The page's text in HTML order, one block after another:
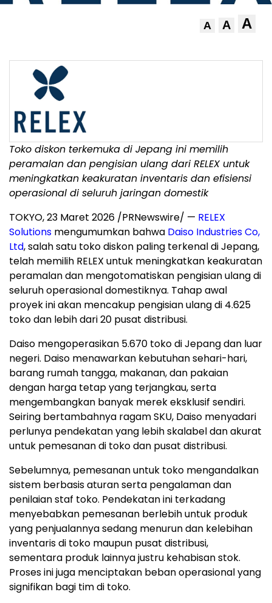
A A A
Toko diskon terkemuka di Jepang ini memilih
peramalan dan pengisian ulang dari RELEX untuk
meningkatkan keakuratan inventaris dan efisiensi
operasional di seluruh jaringan domestik
TOKYO,23 Maret 2026 /PRNewswire/ — RELEX
Solutions mengumumkan bahwa Daiso Industries Co,
Ltd,salah satu toko diskon paling terkenal di Jepang,
telah memilih RELEX untuk meningkatkan keakuratan
peramalan dan mengotomatiskan pengisian ulang di
seluruh operasional domestiknya. Tahap awal
proyek ini akan mencakup pengisian ulang di 4.625
toko dan lebih dari 20 pusat distribusi.
Daiso mengoperasikan 5.670 toko di Jepang dan luar
negeri. Daiso menawarkan kebutuhan sehari-hari,
barang rumah tangga, makanan, dan pakaian
dengan harga tetap yang terjangkau, serta
mengembangkan banyak merek eksklusif sendiri.
Seiring bertambahnya ragam SKU, Daiso menyadari
perlunya pendekatan yang lebih skalabel dan akurat
untuk pemesanan di toko dan pusat distribusi.
Sebelumnya, pemesanan untuk toko mengandalkan
sistem berbasis aturan serta pengalaman dan
penilaian staf toko. Pendekatan ini terkadang
menyebabkan pemesanan berlebih untuk produk
yang penjualannya sedang menurun dan kelebihan
inventaris di toko maupun pusat distribusi,
sementara produk lainnya justru kehabisan stok.
Proses ini juga menciptakan beban operasional yang
signifikan bagi tim di toko.